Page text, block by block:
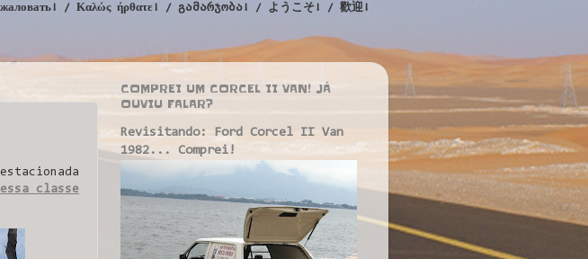
/ Καλώς ήρθατε! / გამარჯობა! / ようこそ! / 歡迎!
classe
COMPREI UM CORCEL II VAN! JÁ
OUVIU FALAR?
Revisitando: Ford Corcel II Van
1982... Comprei!